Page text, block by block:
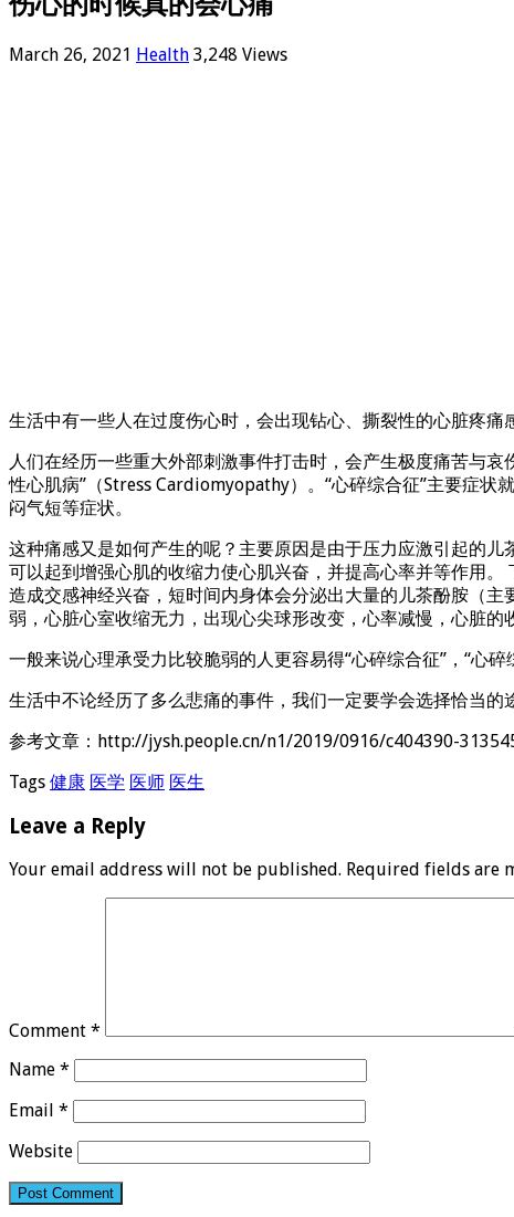
March 26, 2021 Health 3,248 Views
生活中有一些人在过度伤心时，会出现钻心、撕裂性的心脏疼
人们在经历一些重大外部刺激事件打击时，会产生极度痛苦与
性心肌病”（Stress Cardiomyopathy）。“心碎综合征”主要症
闷气短等症状。
这种痛感又是如何产生的呢？主要原因是由于压力应激引起的
可以起到增强心肌的收缩力使心肌兴奋，并提高心率并等作用
造成交感神经兴奋，短时间内身体会分泌出大量的儿茶酚胺（
弱，心脏心室收缩无力，出现心尖球形改变，心率减慢，心脏
一般来说心理承受力比较脆弱的人更容易得“心碎综合征”，“心
生活中不论经历了多么悲痛的事件，我们一定要学会选择恰当
参考文章：http://jysh.people.cn/n1/2019/0916/c404390-
Tags 健康 医学 医师 医生
Leave a Reply
Your email address will not be published. Required fields are
Comment *
Name *
Email *
Website